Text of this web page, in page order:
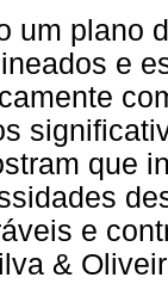
um plano
e
que
e
&